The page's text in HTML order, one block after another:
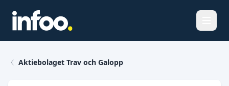
Aktiebolaget Trav och Galopp